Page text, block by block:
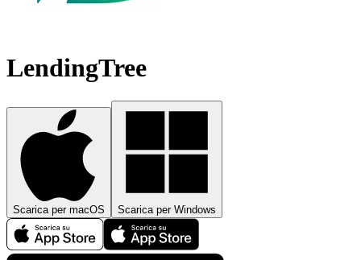
LendingTree
Scarica per macOS Scarica per Windows